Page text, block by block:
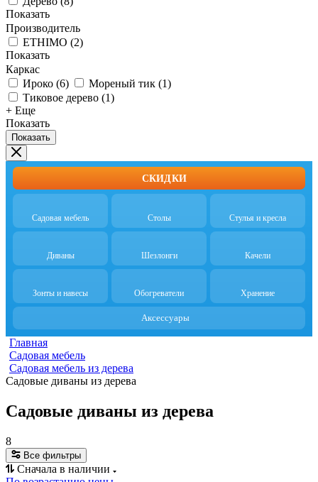
Показать
Производитель
ETHIMO (2)
Показать
Каркас
Ироко (6) Мореный тик (1)
Тиковое дерево (1)
+ Еще
Показать
Показать
СКИДКИ
Садовая мебель Столы Стулья и кресла
Диваны Шезлонги Качели
Зонты и навесы Обогреватели Хранение
Аксессуары
Главная
Cадовая мебель
Садовая мебель из дерева
Садовые диваны из дерева
Садовые диваны из дерева
8
Все фильтры
Сначала в наличии